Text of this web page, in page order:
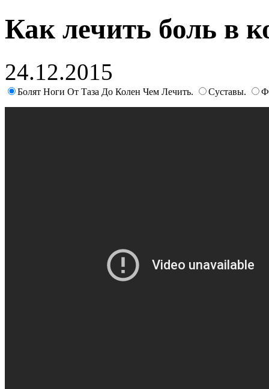
Как лечить боль в
24.12.2015
Болят Ноги От Таза До Колен Чем Лечить. Суставы.